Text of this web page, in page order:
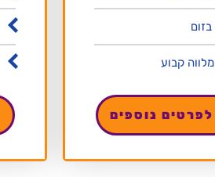
בזום
קבוע
נוספים